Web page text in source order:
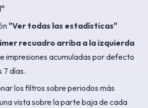
"Ver todas las estadísticas"
recuadro arriba a la izquierda
impresiones acumuladas por defecto
7 días.
los filtros sobre periodos más
vista sobre la parte baja de cada